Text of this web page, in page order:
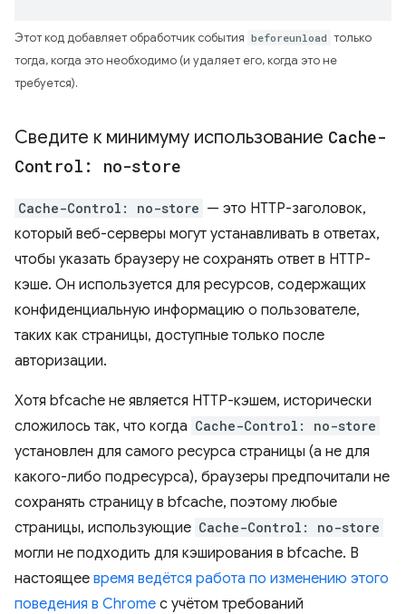
Этот код добавляет обработчик события beforeunload только
тогда, когда это необходимо (и удаляет его, когда это не
требуется).
Сведите к минимуму использование Cache-
Control: no-store
Cache-Control: no-store — это HTTP-заголовок,
который веб-серверы могут устанавливать в ответах,
чтобы указать браузеру не сохранять ответ в HTTP-
кэше. Он используется для ресурсов, содержащих
конфиденциальную информацию о пользователе,
таких как страницы, доступные только после
авторизации.
Хотя bfcache не является HTTP-кэшем, исторически
сложилось так, что когда Cache-Control: no-store
установлен для самого ресурса страницы (а не для
какого-либо подресурса), браузеры предпочитали не
сохранять страницу в bfcache, поэтому любые
страницы, использующие Cache-Control: no-store
могли не подходить для кэширования в bfcache. В
настоящее время ведётся работа по изменению этого
поведения в Chrome с учётом требований